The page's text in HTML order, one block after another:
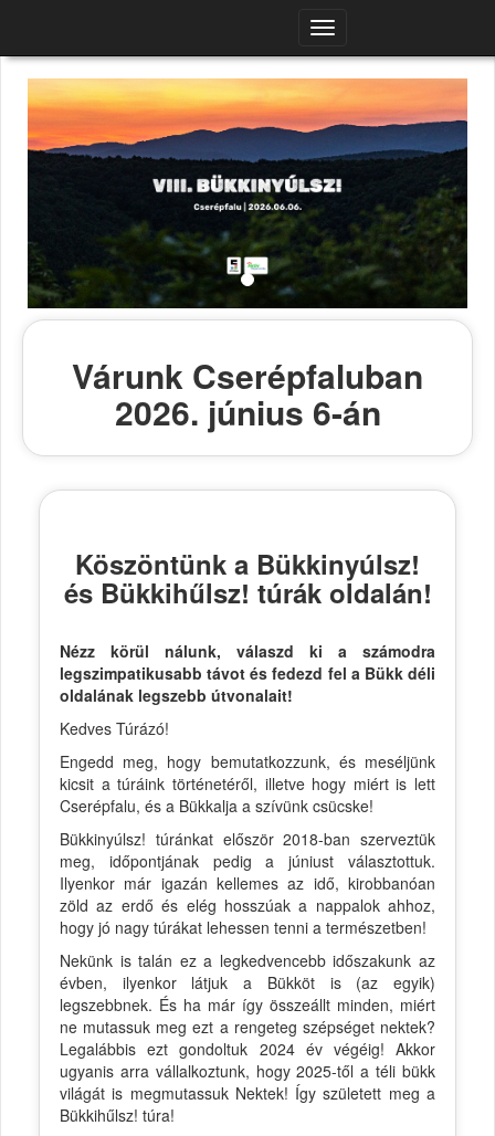
Navigációs
menü
Várunk Cserépfaluban
2026. június 6-án
Köszöntünk a Bükkinyúlsz!
és Bükkihűlsz! túrák oldalán!
Nézz körül nálunk, válaszd ki a számodra
legszimpatikusabb távot és fedezd fel a Bükk déli
oldalának legszebb útvonalait!
Kedves Túrázó!
Engedd meg, hogy bemutatkozzunk, és meséljünk
kicsit a túráink történetéről, illetve hogy miért is lett
Cserépfalu, és a Bükkalja a szívünk csücske!
Bükkinyúlsz! túránkat először 2018-ban szerveztük
meg, időpontjának pedig a júniust választottuk.
Ilyenkor már igazán kellemes az idő, kirobbanóan
zöld az erdő és elég hosszúak a nappalok ahhoz,
hogy jó nagy túrákat lehessen tenni a természetben!
Nekünk is talán ez a legkedvencebb időszakunk az
évben, ilyenkor látjuk a Bükköt is (az egyik)
legszebbnek. És ha már így összeállt minden, miért
ne mutassuk meg ezt a rengeteg szépséget nektek?
Legalábbis ezt gondoltuk 2024 év végéig! Akkor
ugyanis arra vállalkoztunk, hogy 2025-től a téli bükk
világát is megmutassuk Nektek! Így született meg a
Bükkihűlsz! túra!